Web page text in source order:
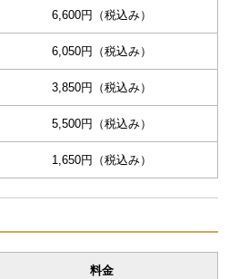
6,600円（税込み）
6,050円（税込み）
3,850円（税込み）
5,500円（税込み）
1,650円（税込み）
料金